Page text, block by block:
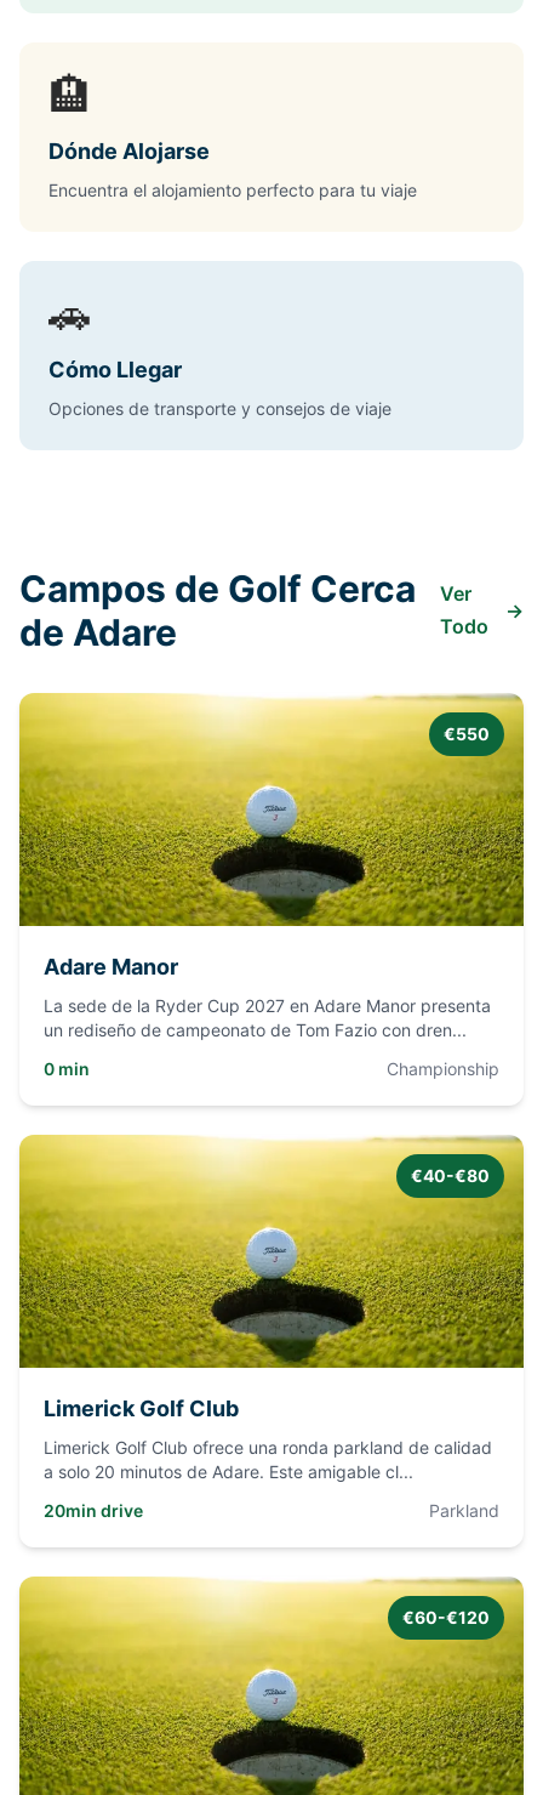
🏨
Dónde Alojarse
Encuentra el alojamiento perfecto para tu viaje
🚗
Cómo Llegar
Opciones de transporte y consejos de viaje
Campos de Golf Cerca
de Adare
Ver
Todo
→
€550
Adare Manor
La sede de la Ryder Cup 2027 en Adare Manor presenta
un rediseño de campeonato de Tom Fazio con dren...
0 min
Championship
€40-€80
Limerick Golf Club
Limerick Golf Club ofrece una ronda parkland de calidad
a solo 20 minutos de Adare. Este amigable cl...
20min drive
Parkland
€60-€120